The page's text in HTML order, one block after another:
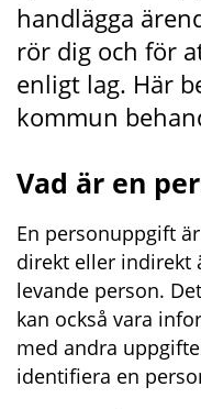
handlägga
rör dig och för
enligt lag. Här
kommun
Vad är en
En personuppgift
direkt eller indirekt
levande person.
kan också vara
med andra
identifiera en